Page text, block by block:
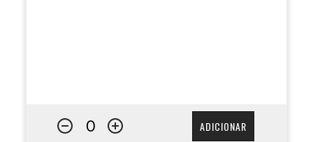
ADICIONAR